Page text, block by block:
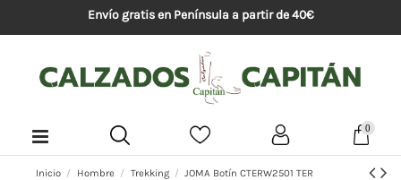
Envío gratis en Península a partir de 40€
0
Inicio Hombre Trekking JOMA Botín CTERW2501 TER